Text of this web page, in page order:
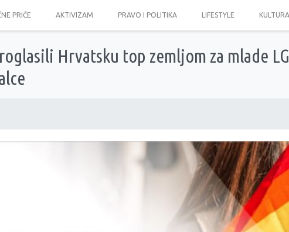
PRIČE AKTIVIZAM PRAVO I POLITIKA LIFESTYLE KULTURA
Hrvatsku top zemljom za mlade